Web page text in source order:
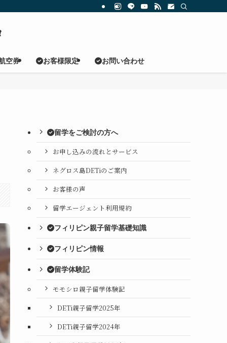
空券 お客様限定 お問い合わせ
留学をご検討の方へ
お申し込みの流れとサービス
ネグロス島DETiのご案内
お客様の声
留学エージェント利用規約
フィリピン親子留学基礎知識
フィリピン情報
留学体験記
モモシロ親子留学体験記
DETi親子留学2025年
DETi親子留学2024年